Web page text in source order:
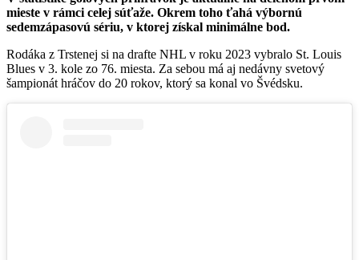
mieste v rámci celej súťaže. Okrem toho ťahá výbornú
sedemzápasovú sériu, v ktorej získal minimálne bod.
Rodáka z Trstenej si na drafte NHL v roku 2023 vybralo St. Louis
Blues v 3. kole zo 76. miesta. Za sebou má aj nedávny svetový
šampionát hráčov do 20 rokov, ktorý sa konal vo Švédsku.